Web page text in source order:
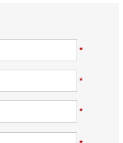
*
*
*